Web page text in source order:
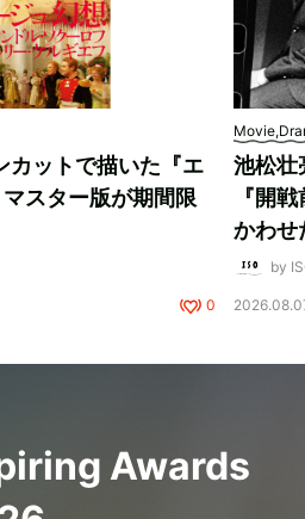
カットで描いた『エ
スター版が期間限
0
池松壮
『開
かわせ
by
Awards